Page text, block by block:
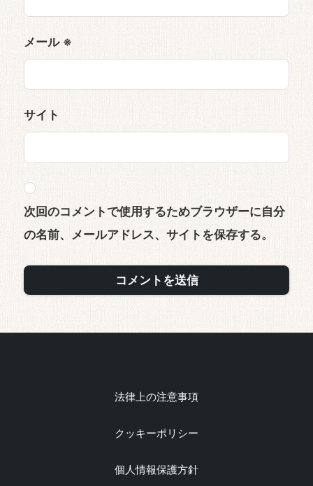
メール ※
サイト
次回のコメントで使用するためブラウザーに自分
の名前、メールアドレス、サイトを保存する。
法律上の注意事項
クッキーポリシー
個人情報保護方針